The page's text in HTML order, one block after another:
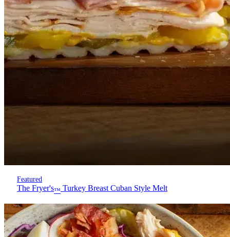
Featured
The Fryer's™ Turkey Breast Cuban Style Melt